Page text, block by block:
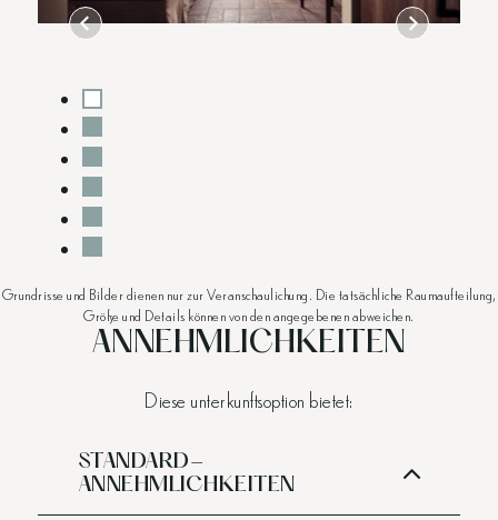
Grundrisse und Bilder dienen nur zur Veranschaulichung. Die tatsächliche Raumaufteilung,
Größe und Details können von den angegebenen abweichen.
ANNEHMLICHKEITEN
Diese unterkunftsoption bietet:
STANDARD-
ANNEHMLICHKEITEN